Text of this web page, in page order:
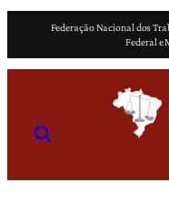
o
Federação Nacional dos
Federal e